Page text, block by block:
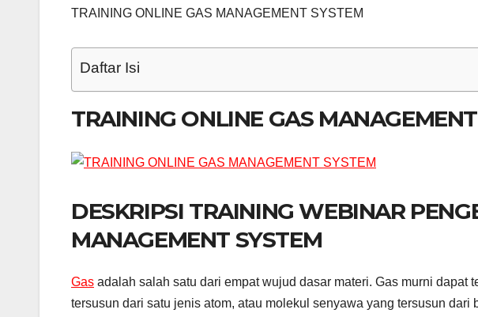
TRAINING ONLINE GAS MANAGEMENT SYSTEM
Daftar Isi
TRAINING ONLINE GAS
DESKRIPSI TRAINING WEBINAR
MANAGEMENT SYSTEM
Gas adalah salah satu dari empat wujud dasar materi. Gas murni dapat
tersusun dari satu jenis atom, atau molekul senyawa yang tersusun dari